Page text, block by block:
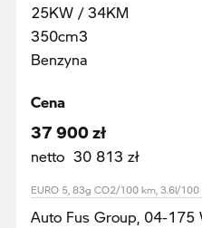
25KW / 34KM
350cm3
Benzyna
Cena
37 900 zł
netto 30 813 zł
EURO 5, 83g CO2/100 km, 3.6l/100
Auto Fus Group, 04-175